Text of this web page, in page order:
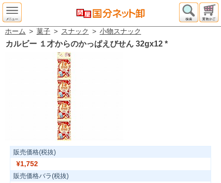
ホーム > 菓子 > スナック > 小物スナック
カルビー １才からのかっぱえびせん 32gx12 *
販売価格(税抜)
¥1,752
販売価格バラ(税抜)